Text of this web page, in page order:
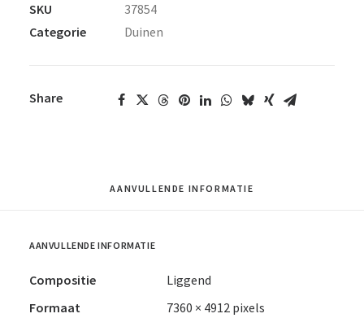
SKU
37854
Categorie
Duinen
Share
AANVULLENDE INFORMATIE
AANVULLENDE INFORMATIE
Compositie
Liggend
Formaat
7360 × 4912 pixels